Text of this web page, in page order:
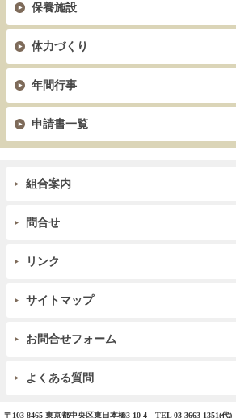
組合案内
問合せ
リンク
サイトマップ
お問合せフォーム
よくある質問
保養施設
体力づくり
年間行事
申請書一覧
〒103-8465 東京都中央区東日本橋3-10-4 TEL 03-3663-1351(代)